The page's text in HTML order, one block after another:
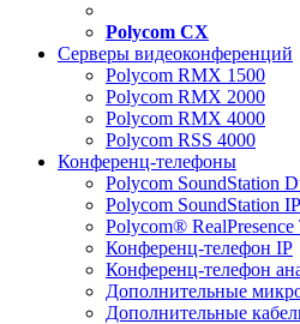
Polycom CX
Серверы видеоконференций
Polycom RMX 1500
Polycom RMX 2000
Polycom RMX 4000
Polycom RSS 4000
Конференц-телефоны
Polycom SoundStation
Polycom SoundStation IP
Polycom®
Конференц-телефон IP
Конференц-телефон
Дополнительные
Дополнительные